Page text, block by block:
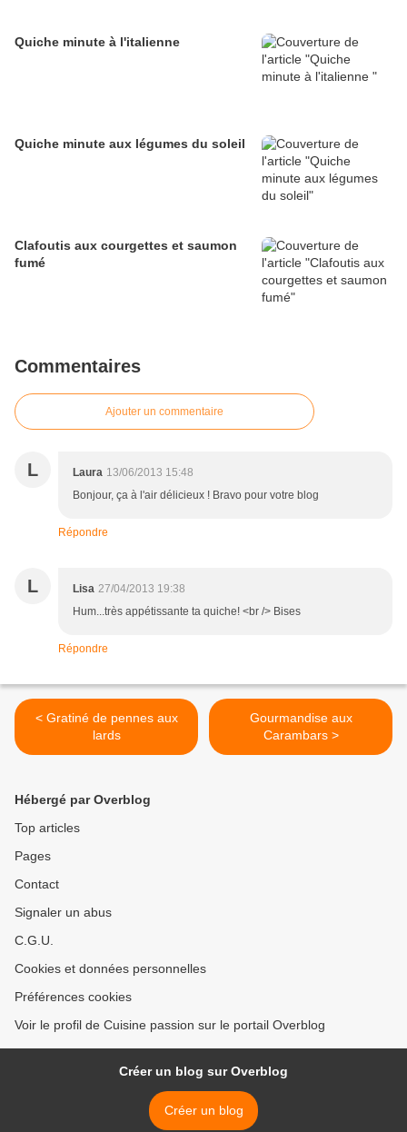
Quiche minute à l'italienne
Quiche minute aux légumes du soleil
Clafoutis aux courgettes et saumon
fumé
Commentaires
Ajouter un commentaire
L Laura 13/06/2013 15:48
Bonjour, ça à l'air délicieux ! Bravo pour votre blog
Répondre
L Lisa 27/04/2013 19:38
Hum...très appétissante ta quiche! <br /> Bises
Répondre
< Gratiné de pennes aux
lards
Gourmandise aux
Carambars >
Hébergé par Overblog
Top articles
Pages
Contact
Signaler un abus
C.G.U.
Cookies et données personnelles
Préférences cookies
Voir le profil de Cuisine passion sur le portail Overblog
Créer un blog sur Overblog
Créer un blog